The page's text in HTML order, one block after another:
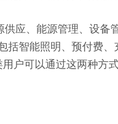
应、能源管理、设备
括智能照明、预付费、
户可以通过这两种方